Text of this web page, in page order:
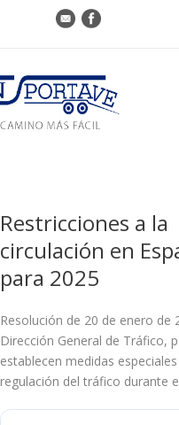
Restricciones a la
circulación en
para 2025
Resolución de 20 de enero de
Dirección General de Tráfico,
establecen medidas
regulación del tráfico durante